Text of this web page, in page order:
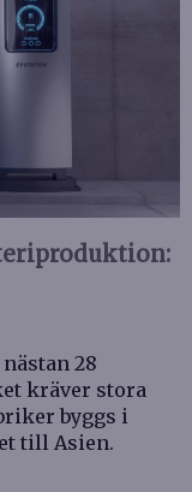
28
kräver stora
byggs i
till Asien.